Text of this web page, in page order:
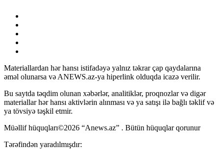
Materiallardan hər hansı istifadəyə yalnız təkrar çap qaydalarına
əməl olunarsa və ANEWS.az-ya hiperlink olduqda icazə verilir.
Bu saytda təqdim olunan xəbərlər, analitiklər, proqnozlar və digər
materiallar hər hansı aktivlərin alınması və ya satışı ilə bağlı təklif və
ya tövsiyə təşkil etmir.
Müəllif hüquqları©2026 “Anews.az” . Bütün hüquqlar qorunur
Tərəfindən yaradılmışdır: